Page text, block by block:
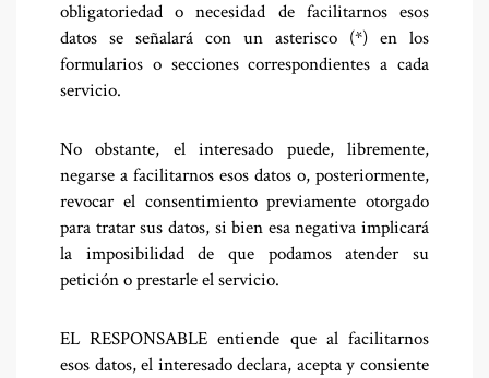
obligatoriedad o necesidad de facilitarnos esos
datos se señalará con un asterisco (*) en los
formularios o secciones correspondientes a cada
servicio.
No obstante, el interesado puede, libremente,
negarse a facilitarnos esos datos o, posteriormente,
revocar el consentimiento previamente otorgado
para tratar sus datos, si bien esa negativa implicará
la imposibilidad de que podamos atender su
petición o prestarle el servicio.
EL RESPONSABLE entiende que al facilitarnos
esos datos, el interesado declara, acepta y consiente